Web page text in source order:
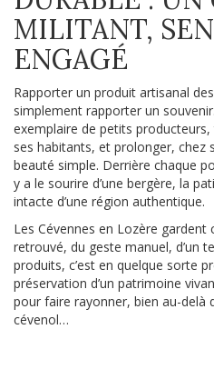
MILITANT,
ENGAGÉ
Rapporter un produit artisanal
simplement rapporter un
exemplaire de petits
ses habitants, et prolonger, chez
beauté simple. Derrière chaque
y a le sourire d’une bergère, la
intacte d’une région authentique.
Les Cévennes en Lozère gardent
retrouvé, du geste manuel, d’un
produits, c’est en quelque sorte
préservation d’un patrimoine
pour faire rayonner, bien au-delà
cévenol…